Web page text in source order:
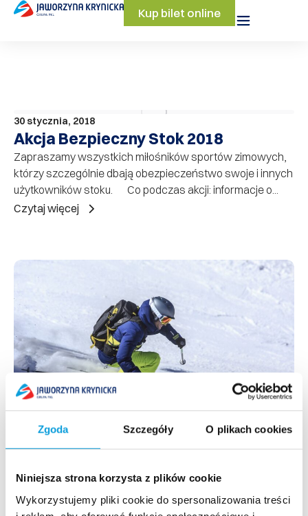
Zgoda Szczegóły O plikach cookies
Niniejsza strona korzysta z plików cookie
Wykorzystujemy pliki cookie do spersonalizowania treści
Kup bilet online
30 stycznia, 2018
Akcja Bezpieczny Stok 2018
Zapraszamy wszystkich miłośników sportów zimowych,
którzy szczególnie dbają obezpieczeństwo swoje i innych
użytkowników stoku. Co podczas akcji: informacje o...
Czytaj więcej
30 stycznia, 2018
Trening narciarski z Mistrzem
możesz to zrobić na Jaworzynie Krynickiej w Szkole
Jaworzyna Ski&snowboard. Specjalnie dla Ciebie